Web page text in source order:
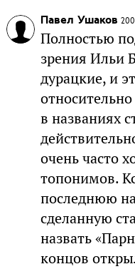
Павел Ушаков
Полностью
зрения Ильи
дурацкие, и
в названиях
очень часто
топонимов.
последнюю
сделанную
назвать
концов